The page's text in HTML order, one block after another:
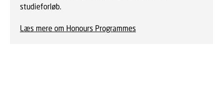
studieforløb.
Læs mere om Honours Programmes